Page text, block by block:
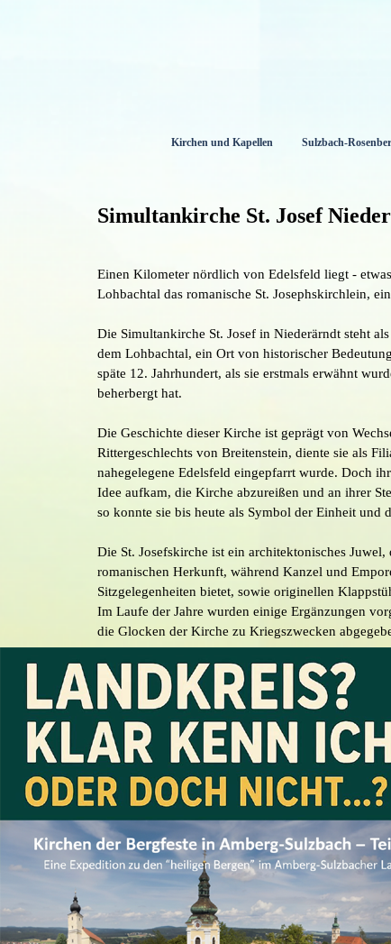
Kirchen und Kapellen Sulzbach-
Simultankirche St. Josef
Einen Kilometer nördlich von Edelsfeld liegt -
Lohbachtal das romanische St. Josephskirchlein,
Die Simultankirche St. Josef in Niederärndt steht
dem Lohbachtal, ein Ort von historischer
späte 12. Jahrhundert, als sie erstmals erwähnt
beherbergt hat.
Die Geschichte dieser Kirche ist geprägt von
Rittergeschlechts von Breitenstein, diente sie als
nahegelegene Edelsfeld eingepfarrt wurde. Doch
Idee aufkam, die Kirche abzureißen und an ihrer
so konnte sie bis heute als Symbol der Einheit und
Die St. Josefskirche ist ein architektonisches
romanischen Herkunft, während Kanzel und
Sitzgelegenheiten bietet, sowie originellen
Im Laufe der Jahre wurden einige Ergänzungen
die Glocken der Kirche zu Kriegszwecken
Heute ist die St. Josefskirche ein Ort lebendiger
der Tag des Josef der Arbeiter und das
örtlichen Feuerwehr konnte im Jahr 2014 eine
Die St. Josefskirche ist nicht nur ein Ort des
Besuchern inspirieren und erfreuen, während sie